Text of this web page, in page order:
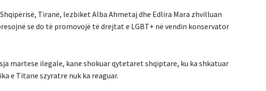
Tiranë, lezbiket Alba Ahmetaj dhe Edlira Mara zhvilluan
se do të promovojë të drejtat e LGBT+ në vendin konservator
martese ilegale, kane shokuar qytetaret shqiptare, ku ka shkatuar
e Titane szyratre nuk ka reaguar.